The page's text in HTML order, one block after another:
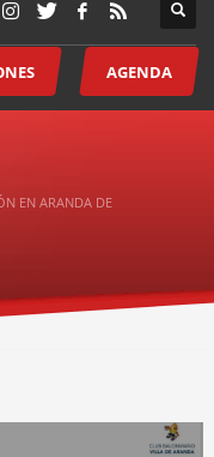
AGENDA
EN ARANDA DE